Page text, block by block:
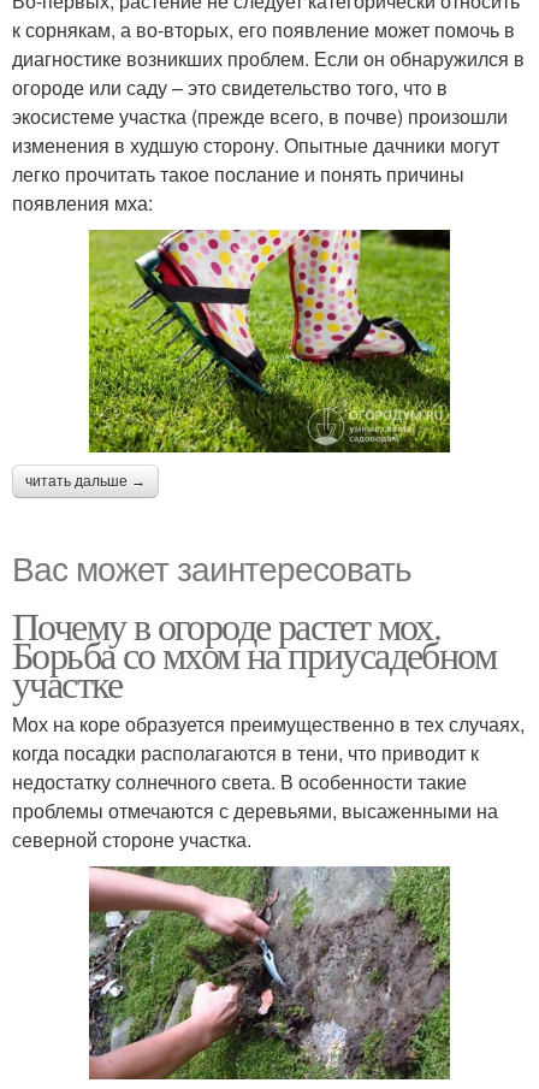
к сорнякам, а во-вторых, его появление может помочь в
диагностике возникших проблем. Если он обнаружился в
огороде или саду – это свидетельство того, что в
экосистеме участка (прежде всего, в почве) произошли
изменения в худшую сторону. Опытные дачники могут
легко прочитать такое послание и понять причины
появления мха:
читать дальше →
Вас может заинтересовать
Почему в огороде растет мох.
Борьба со мхом на приусадебном
участке
Мох на коре образуется преимущественно в тех случаях,
когда посадки располагаются в тени, что приводит к
недостатку солнечного света. В особенности такие
проблемы отмечаются с деревьями, высаженными на
северной стороне участка.